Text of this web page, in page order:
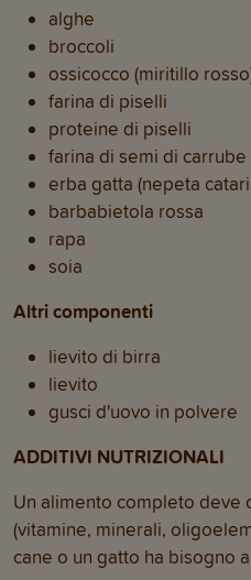
alghe
broccoli
ossicocco (miritillo
farina di piselli
proteine di piselli
farina di semi di carrube
erba gatta (nepeta
barbabietola rossa
rapa
soia
Altri componenti
lievito di birra
lievito
gusci d'uovo in polvere
ADDITIVI NUTRIZIONALI
Un alimento completo deve
(vitamine, minerali,
cane o un gatto ha bisogno